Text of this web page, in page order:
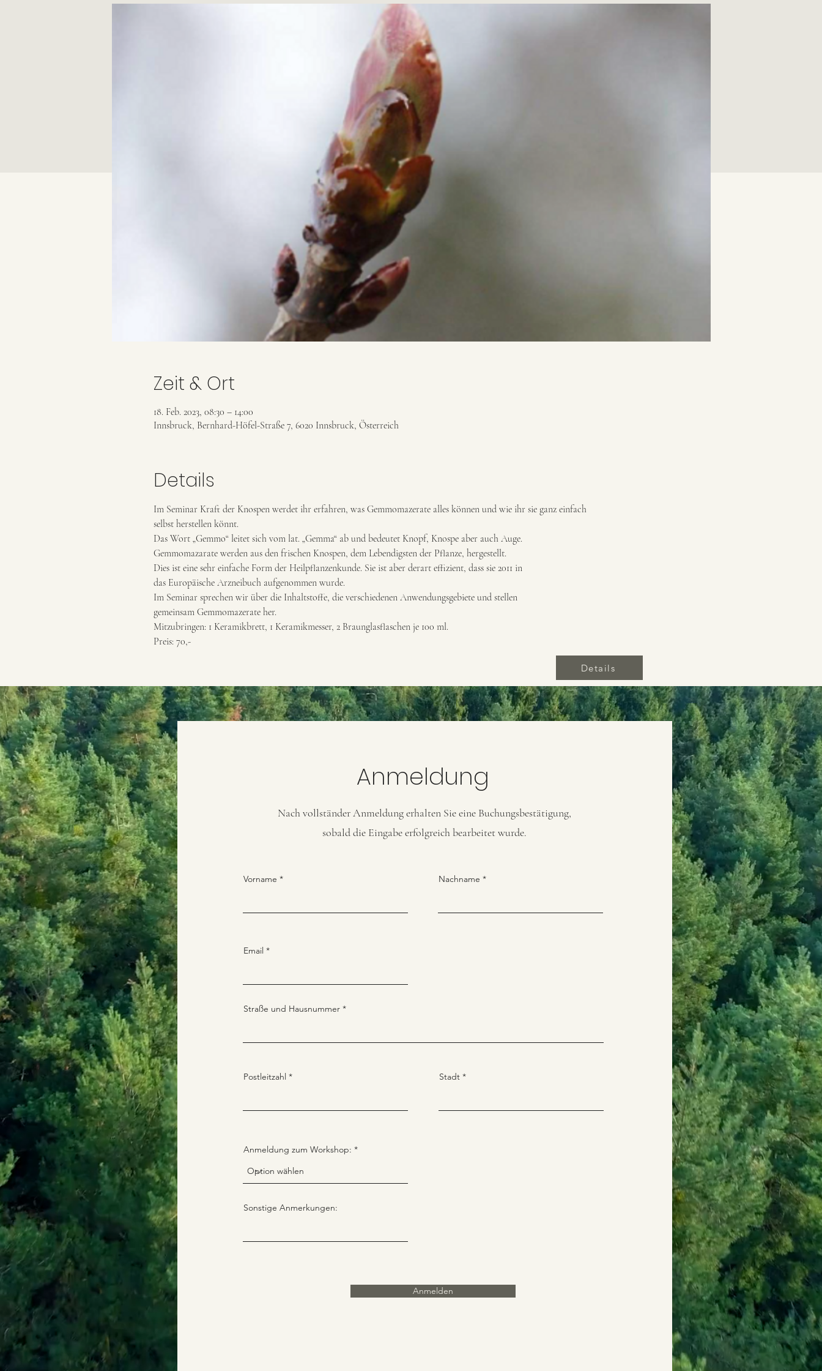
Zeit & Ort
18. Feb. 2023, 08:30 – 14:00
Innsbruck, Bernhard-Höfel-Straße 7, 6020 Innsbruck, Österreich
Details
Im Seminar Kraft der Knospen werdet ihr erfahren, was Gemmomazerate alles können und wie ihr sie ganz einfach
selbst herstellen könnt.
Das Wort „Gemmo“ leitet sich vom lat. „Gemma“ ab und bedeutet Knopf, Knospe aber auch Auge.
Gemmomazarate werden aus den frischen Knospen, dem Lebendigsten der Pflanze, hergestellt.
Dies ist eine sehr einfache Form der Heilpflanzenkunde. Sie ist aber derart effizient, dass sie 2011 in
das Europäische Arzneibuch aufgenommen wurde.
Im Seminar sprechen wir über die Inhaltstoffe, die verschiedenen Anwendungsgebiete und stellen
gemeinsam Gemmomazerate her.
Mitzubringen: 1 Keramikbrett, 1 Keramikmesser, 2 Braunglasflaschen je 100 ml.
Preis: 70,-
Details
Anmeldung
Nach vollständer Anmeldung erhalten Sie eine Buchungsbestätigung,
sobald die Eingabe erfolgreich bearbeitet wurde.
Vorname Nachname
Email
Straße und Hausnummer
Postleitzahl Stadt
Anmeldung zum Workshop:
Sonstige Anmerkungen:
Anmelden